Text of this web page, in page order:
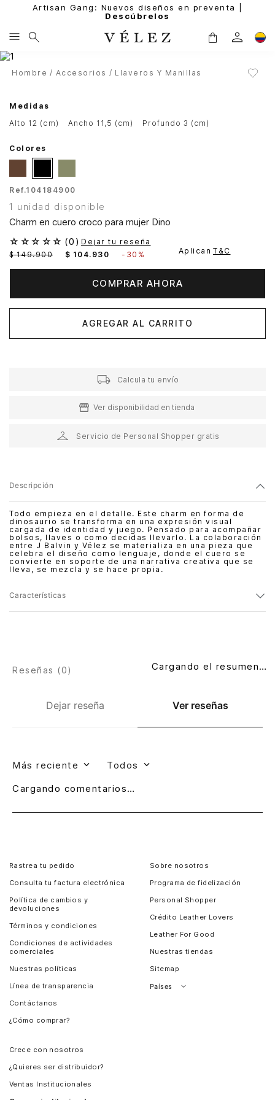
Artisan Gang: Nuevos diseños en preventa |
Descúbrelos
Hombre Accesorios Llaveros Y Manillas
Medidas
alto 12 (cm)
ancho 11,5 (cm) profundo 3 (cm)
Colores
Ref.104184900
1 unidad disponible
Charm en cuero croco para mujer Dino
☆ ☆ ☆ ☆ ☆ (0 ) Dejar tu reseña
$ 149.900 $ 104. 930 - 30% Aplican T&C
COMPRAR AHORA
AGREGAR AL CARRITO
Calcula tu envío
Ver disponibilidad en tienda
Servicio de Personal Shopper gratis
Descripción
Todo empieza en el detalle. Este charm en forma de
dinosaurio se transforma en una expresión visual
cargada de identidad y juego. Pensado para acompañar
bolsos, llaves o como decidas llevarlo. La colaboración
entre J Balvin y Vélez se materializa en una pieza que
celebra el diseño como lenguaje, donde el cuero se
convierte en soporte de una narrativa creativa que se
lleva, se mezcla y se hace propia.
Características
Dejar reseña Ver reseñas
Reseñas (0) Cargando el resumen…
Más reciente Todos
Cargando comentarios…
Rastrea tu pedido
Consulta tu factura electrónica
Política de cambios y
devoluciones
Términos y condiciones
Condiciones de actividades
comerciales
Nuestras políticas
Línea de transparencia
Contáctanos
¿Cómo comprar?
Sobre nosotros
Programa de fidelización
Personal Shopper
Crédito Leather Lovers
Leather For Good
Nuestras tiendas
Sitemap
Países
Crece con nosotros
¿Quieres ser distribuidor?
Ventas Institucionales